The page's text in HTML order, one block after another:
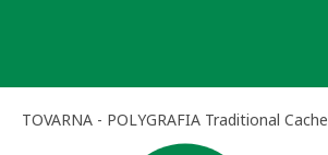
TOVARNA - POLYGRAFIA Traditional Cache